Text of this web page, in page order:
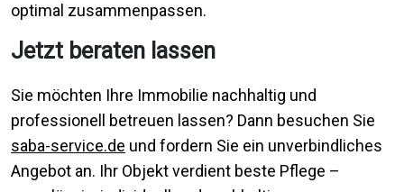
optimal zusammenpassen.
Jetzt beraten lassen
Sie möchten Ihre Immobilie nachhaltig und
professionell betreuen lassen? Dann besuchen Sie
saba-service.de und fordern Sie ein unverbindliches
Angebot an. Ihr Objekt verdient beste Pflege –